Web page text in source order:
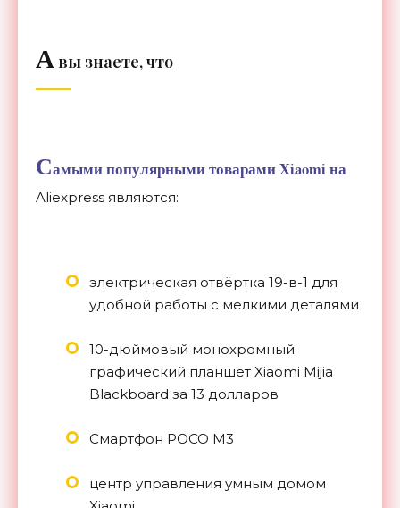
А вы знаете, что
Самыми популярными товарами Xiaomi на
Aliexpress являются:
электрическая отвёртка 19-в-1 для
удобной работы с мелкими деталями
10-дюймовый монохромный
графический планшет Xiaomi Mijia
Blackboard за 13 долларов
Смартфон POCO M3
центр управления умным домом